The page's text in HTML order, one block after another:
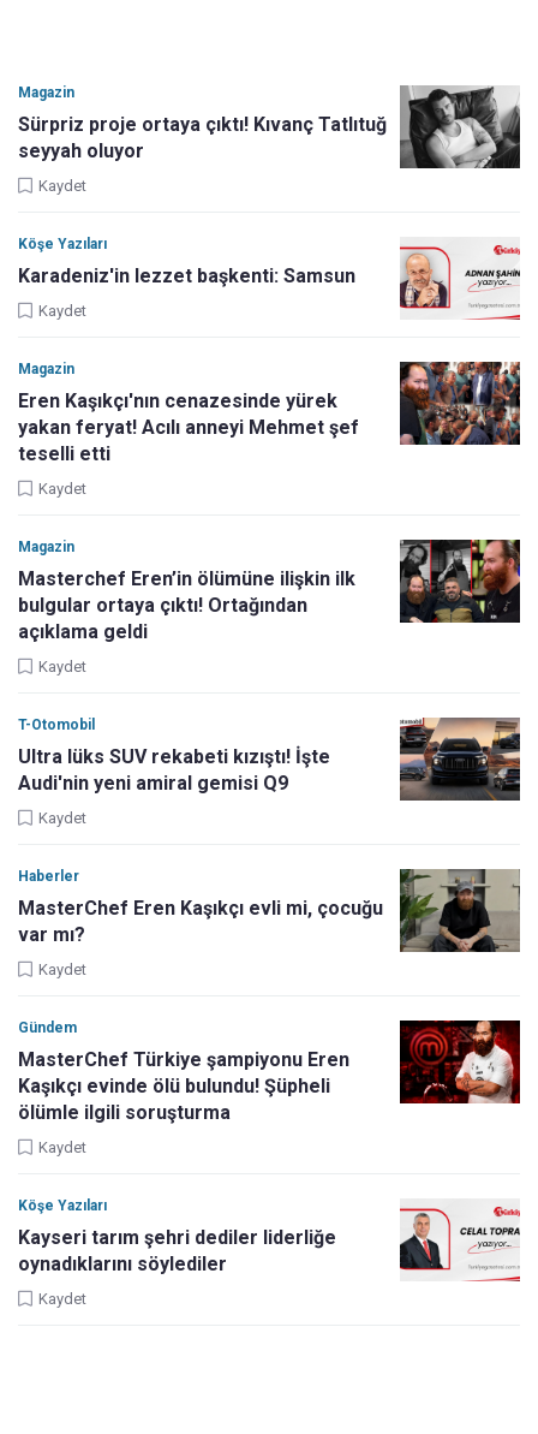
Magazin
Sürpriz proje ortaya çıktı! Kıvanç Tatlıtuğ
seyyah oluyor
Kaydet
Köşe Yazıları
Karadeniz'in lezzet başkenti: Samsun
Kaydet
Magazin
Eren Kaşıkçı'nın cenazesinde yürek
yakan feryat! Acılı anneyi Mehmet şef
teselli etti
Kaydet
Magazin
Masterchef Eren’in ölümüne ilişkin ilk
bulgular ortaya çıktı! Ortağından
açıklama geldi
Kaydet
T-Otomobil
Ultra lüks SUV rekabeti kızıştı! İşte
Audi'nin yeni amiral gemisi Q9
Kaydet
Haberler
MasterChef Eren Kaşıkçı evli mi, çocuğu
var mı?
Kaydet
Gündem
MasterChef Türkiye şampiyonu Eren
Kaşıkçı evinde ölü bulundu! Şüpheli
ölümle ilgili soruşturma
Kaydet
Köşe Yazıları
Kayseri tarım şehri dediler liderliğe
oynadıklarını söylediler
Kaydet